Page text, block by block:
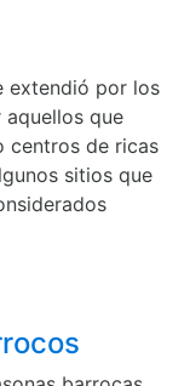
extendió por los
que
centros de ricas
sitios que